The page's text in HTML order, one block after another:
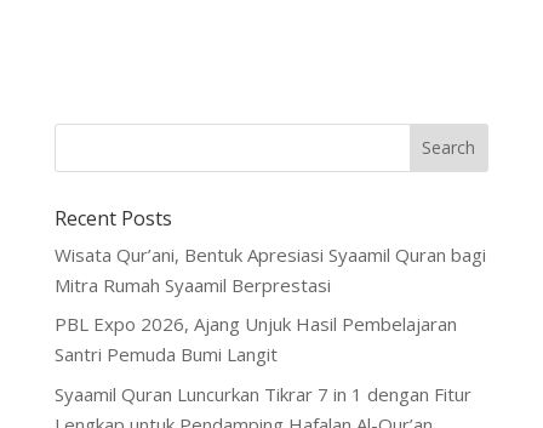
Recent Posts
Wisata Qur’ani, Bentuk Apresiasi Syaamil Quran bagi
Mitra Rumah Syaamil Berprestasi
PBL Expo 2026, Ajang Unjuk Hasil Pembelajaran
Santri Pemuda Bumi Langit
Syaamil Quran Luncurkan Tikrar 7 in 1 dengan Fitur